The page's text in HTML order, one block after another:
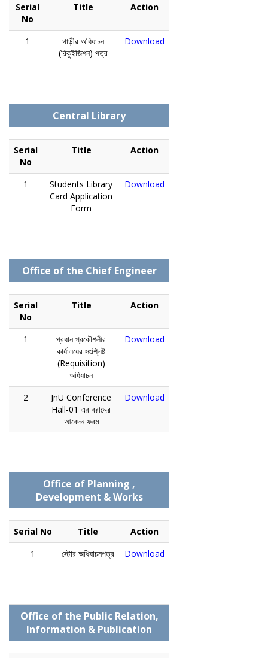
Serial
No
Title Action
1
গাড়ীর অধিযাচন
(রিকুইজিশন) পত্র
Download
Central Library
Serial
No
Title Action
1
Students Library
Card Application
Form
Download
Office of the Chief Engineer
Serial
No
Title Action
1
প্রধান প্রকৌশলীর
কার্যালয়ের সংশ্লিষ্ট
(Requisition)
অধিযাচন
Download
2
JnU Conference
Hall-01 এর বরাদ্দের
আবেদন ফরম
Download
Office of Planning ,
Development & Works
Serial No Title
Action
1
স্টোর অধিযাচনপত্র Download
Office of the Public Relation,
Information & Publication